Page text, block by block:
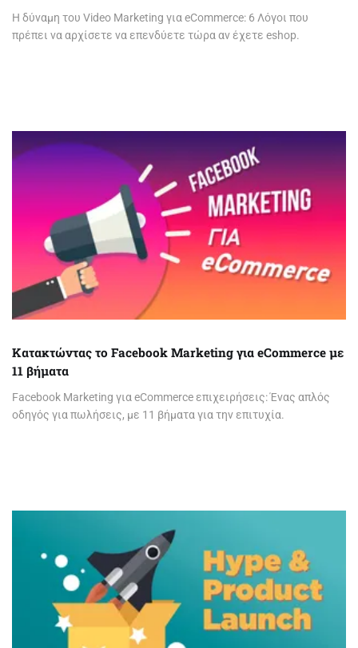
Η δύναμη του Video Marketing για eCommerce: 6 Λόγοι που
πρέπει να αρχίσετε να επενδύετε τώρα αν έχετε eshop.
Κατακτώντας το Facebook Marketing για eCommerce με
11 βήματα
Facebook Marketing για eCommerce επιχειρήσεις: Ένας απλός
οδηγός για πωλήσεις, με 11 βήματα για την επιτυχία.